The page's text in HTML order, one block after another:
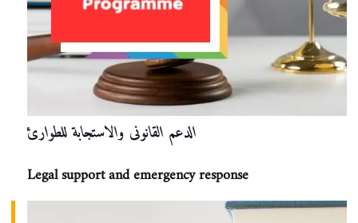
الدعم القانونى والاستجابة للطوارئ
Legal support and emergency response